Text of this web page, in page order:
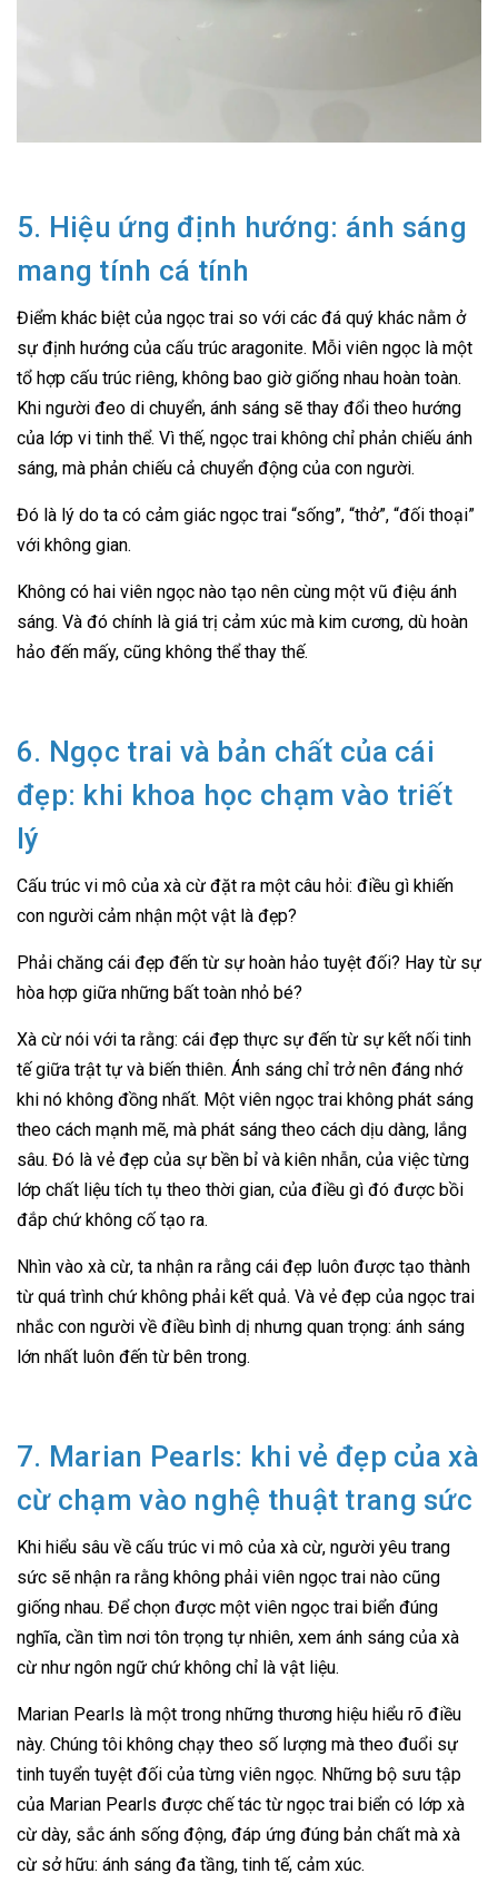
5. Hiệu ứng định hướng: ánh sáng
mang tính cá tính
Điểm khác biệt của ngọc trai so với các đá quý khác nằm ở
sự định hướng của cấu trúc aragonite. Mỗi viên ngọc là một
tổ hợp cấu trúc riêng, không bao giờ giống nhau hoàn toàn.
Khi người đeo di chuyển, ánh sáng sẽ thay đổi theo hướng
của lớp vi tinh thể. Vì thế, ngọc trai không chỉ phản chiếu ánh
sáng, mà phản chiếu cả chuyển động của con người.
Đó là lý do ta có cảm giác ngọc trai “sống”, “thở”, “đối thoại”
với không gian.
Không có hai viên ngọc nào tạo nên cùng một vũ điệu ánh
sáng. Và đó chính là giá trị cảm xúc mà kim cương, dù hoàn
hảo đến mấy, cũng không thể thay thế.
6. Ngọc trai và bản chất của cái
đẹp: khi khoa học chạm vào triết
lý
Cấu trúc vi mô của xà cừ đặt ra một câu hỏi: điều gì khiến
con người cảm nhận một vật là đẹp?
Phải chăng cái đẹp đến từ sự hoàn hảo tuyệt đối? Hay từ sự
hòa hợp giữa những bất toàn nhỏ bé?
Xà cừ nói với ta rằng: cái đẹp thực sự đến từ sự kết nối tinh
tế giữa trật tự và biến thiên. Ánh sáng chỉ trở nên đáng nhớ
khi nó không đồng nhất. Một viên ngọc trai không phát sáng
theo cách mạnh mẽ, mà phát sáng theo cách dịu dàng, lắng
sâu. Đó là vẻ đẹp của sự bền bỉ và kiên nhẫn, của việc từng
lớp chất liệu tích tụ theo thời gian, của điều gì đó được bồi
đắp chứ không cố tạo ra.
Nhìn vào xà cừ, ta nhận ra rằng cái đẹp luôn được tạo thành
từ quá trình chứ không phải kết quả. Và vẻ đẹp của ngọc trai
nhắc con người về điều bình dị nhưng quan trọng: ánh sáng
lớn nhất luôn đến từ bên trong.
7. Marian Pearls: khi vẻ đẹp của xà
cừ chạm vào nghệ thuật trang sức
Khi hiểu sâu về cấu trúc vi mô của xà cừ, người yêu trang
sức sẽ nhận ra rằng không phải viên ngọc trai nào cũng
giống nhau. Để chọn được một viên ngọc trai biển đúng
nghĩa, cần tìm nơi tôn trọng tự nhiên, xem ánh sáng của xà
cừ như ngôn ngữ chứ không chỉ là vật liệu.
Marian Pearls là một trong những thương hiệu hiểu rõ điều
này. Chúng tôi không chạy theo số lượng mà theo đuổi sự
tinh tuyển tuyệt đối của từng viên ngọc. Những bộ sưu tập
của Marian Pearls được chế tác từ ngọc trai biển có lớp xà
cừ dày, sắc ánh sống động, đáp ứng đúng bản chất mà xà
cừ sở hữu: ánh sáng đa tầng, tinh tế, cảm xúc.